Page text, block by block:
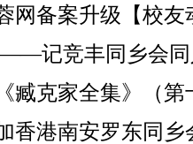
网备案升级【校友
记竞丰同乡会同
臧克家全集》（
香港南安罗东同